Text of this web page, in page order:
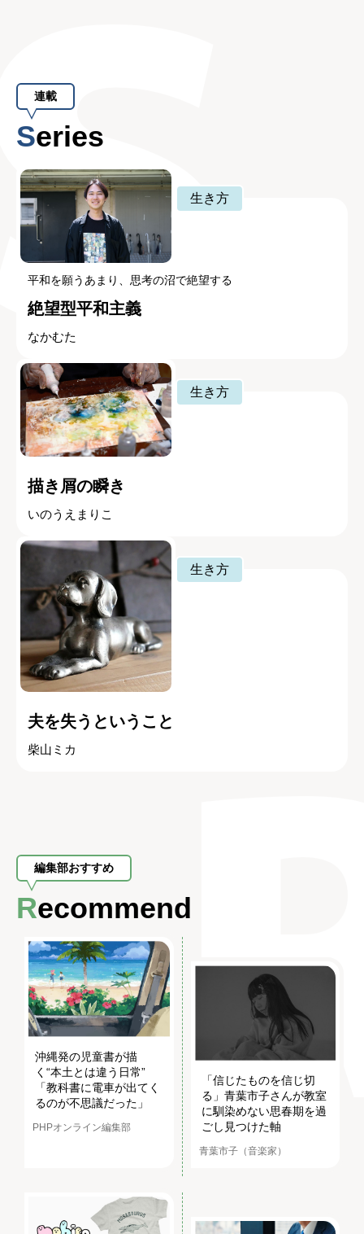
連載
Series
生き方
平和を願うあまり、思考の沼で絶望する
絶望型平和主義
なかむた
生き方
描き屑の瞬き
いのうえまりこ
生き方
夫を失うということ
柴山ミカ
編集部おすすめ
Recommend
沖縄発の児童書が描
く“本土とは違う日常”
「教科書に電車が出てく
るのが不思議だった」
PHPオンライン編集部
「信じたものを信じ切
る」青葉市子さんが教室
に馴染めない思春期を過
ごし見つけた軸
青葉市子（音楽家）